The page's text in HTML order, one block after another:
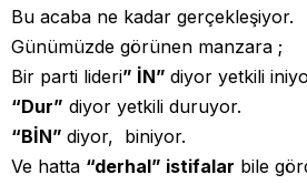
Bu acaba ne kadar gerçekleşiyor.
Günümüzde görünen manzara ;
Bir parti lideri” İN” diyor yetkili
“Dur” diyor yetkili duruyor.
“BİN” diyor, biniyor.
Ve hatta “derhal” istifalar bile